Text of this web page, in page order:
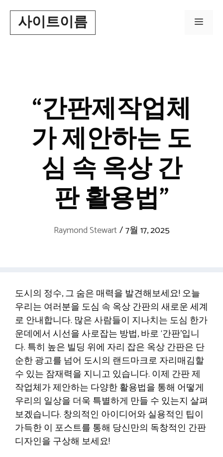
content사이트이름 Menu
“간판제작업체
가 제안하는 도
심 속 옥상 간
판 활용법”
Raymond Stewart/7월 17, 2025
도시의 정수, 그 숨은 매력을 발견해보세요! 오늘
우리는 여러분을 도심 속 옥상 간판의 새로운 세계
로 안내합니다. 많은 사람들이 지나치는 도심 한가
운데에서 시선을 사로잡는 방법, 바로 ‘간판’입니
다. 특히 높은 빌딩 위에 자리 잡은 옥상 간판은 단
순한 광고를 넘어 도시의 랜드마크로 자리매김할
수 있는 잠재력을 지니고 있습니다. 이제 간판 제
작업체가 제안하는 다양한 활용법을 통해 어떻게
우리의 일상을 더욱 특별하게 만들 수 있는지 살펴
보겠습니다. 창의적인 아이디어와 실용적인 팁이
가득한 이 포스트를 통해 당신만의 독창적인 간판
디자인을 구상해 보세요!